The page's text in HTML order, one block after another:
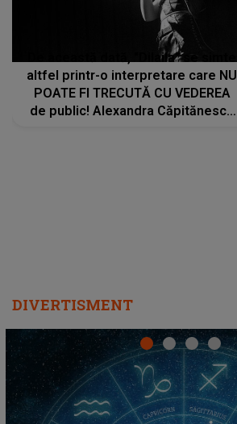
De această dată, "Dilaila" se simte
altfel printr-o interpretare care NU
POATE FI TRECUTĂ CU VEDEREA
de public! Alexandra Căpitănescu
DIVERTISMENT